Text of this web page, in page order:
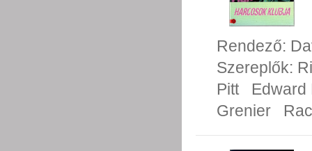
Rendező:
Szereplők:
Pitt
Edward
Grenier